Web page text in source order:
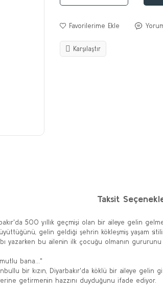
Karşılaştır
Taksit
500 yıllık geçmişi olan bir aileye gelin
gelin geldiği şehrin kökleşmiş yaşam
yazarken bu ailenin ilk çocuğu olmanın
bana..."
bir kızın, Diyarbakır'da köklü bir aileye gelin
getirmenin hazzını duyduğunu ifade ediyor.